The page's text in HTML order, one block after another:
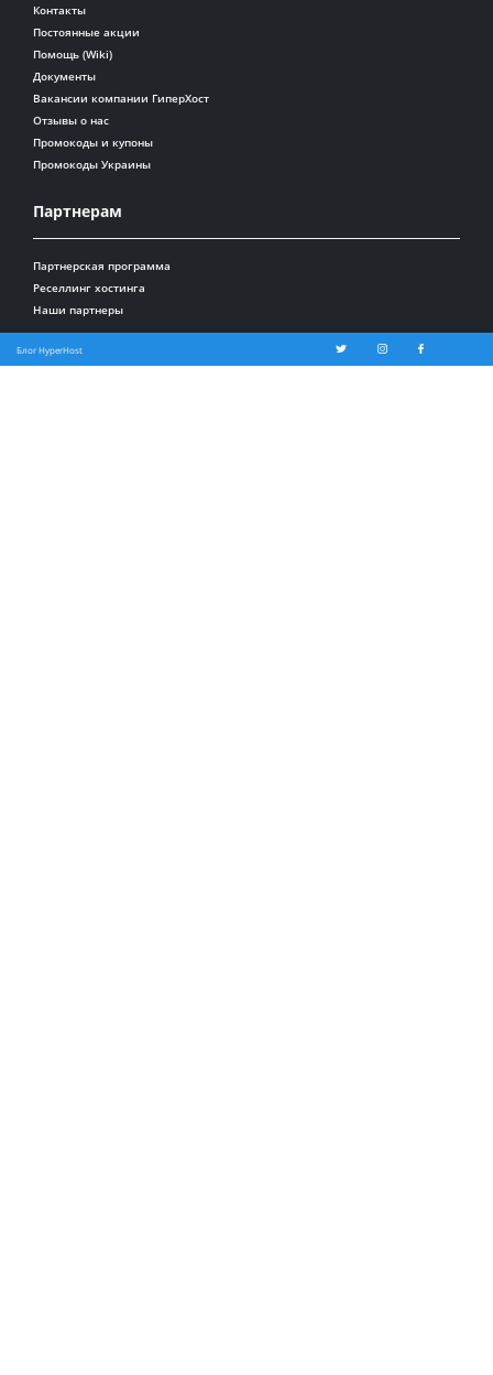
Контакты
Постоянные акции
Помощь (Wiki)
Документы
Вакансии компании ГиперХост
Отзывы о нас
Промокоды и купоны
Промокоды Украины
Партнерам
Партнерская программа
Реселлинг хостинга
Наши партнеры
Блог HyperHost